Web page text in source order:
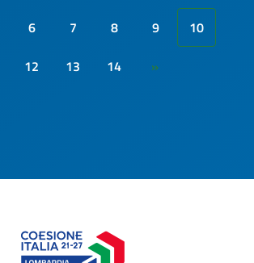
6 7 8 9
10
12 13 14 »